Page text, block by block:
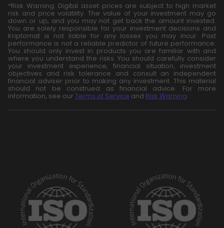
*Risk Warning: Digital asset prices are subject to high market
risk and price volatility. The value of your investment may go
down or up, and you may not get back the amount invested.
You are solely responsible for your investment decisions and
Kriptomat is not liable for any losses you may incur. Past
performance is not a reliable predictor of future performance.
You should only invest in products you are familiar with and
where you understand the risks. You should carefully consider
your investment experience, financial situation, investment
objectives and risk tolerance and consult an independent
financial adviser prior to making any investment. This material
should not be construed as financial advice. For more
information, see our Terms of Service and Risk Warning.